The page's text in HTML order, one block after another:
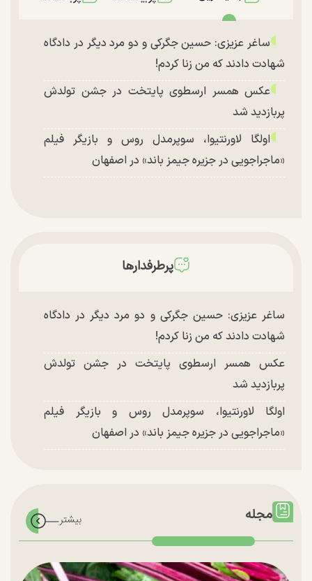
ساغر عزیزی: حسین جگرکی و دو مرد دیگر در دادگاه
شهادت دادند که من زنا کردم!
عکس همسر ارسطوی پایتخت در جشن تولدش
پربازدید شد
اولگا لاورنتیوا، سوپرمدل روس و بازیگر فیلم
«ماجراجویی در جزیره جیمز باند» در اصفهان
پرطرفدارها
ساغر عزیزی: حسین جگرکی و دو مرد دیگر در دادگاه
شهادت دادند که من زنا کردم!
عکس همسر ارسطوی پایتخت در جشن تولدش
پربازدید شد
اولگا لاورنتیوا، سوپرمدل روس و بازیگر فیلم
«ماجراجویی در جزیره جیمز باند» در اصفهان
مجله